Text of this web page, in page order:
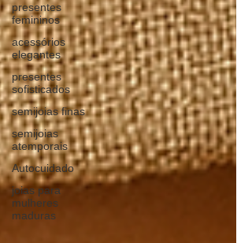
presentes
femininos
acessórios
elegantes
presentes
sofisticados
semijoias finas
semijoias
atemporais
Autocuidado
joias para
mulheres
maduras